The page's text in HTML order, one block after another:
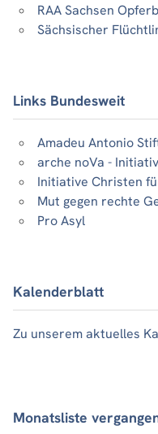
RAA Sachsen
Sächsischer
Links Bundesweit
Amadeu Antonio
arche noVa -
Initiative Christen
Mut gegen rechte
Pro Asyl
Kalenderblatt
Zu unserem aktuelles
Monatsliste